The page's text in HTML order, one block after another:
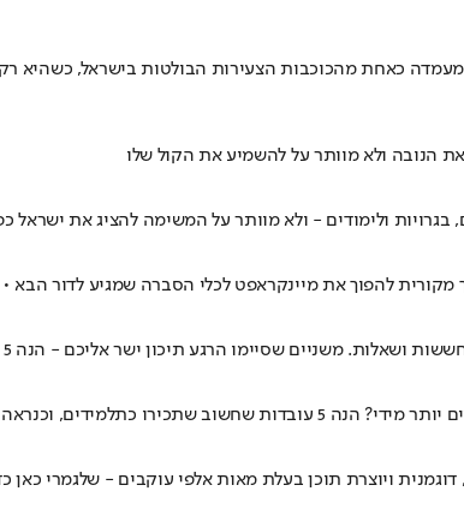
הנובה ולא מוותר על להשמיע את הקול שלו
להפוך את מיינקראפט לכלי הסברה שמגיע לדור הבא •
הרגע תיכון ישר אליכם - הנה 5 טיפים שהלוואי שהיו נותנים לנו
וכנראה שאפילו לא הכרתם
ויוצרת תוכן בעלת מאות אלפי עוקבים - שלגמרי כאן